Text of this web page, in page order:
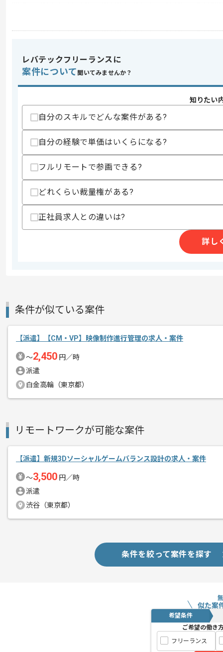
・ソーシャルゲーム開発への興味
・ゲーム開発の携わった実務経験
エージェントからのコ
大手ゲーム会社でのソーシャルゲーム
ゲームが大好きで、ゲーム制作に熱い
レバテックフリーランスに
案件について 聞いてみませんか？
知りたい
自分のスキルでどんな案件がある?
自分の経験で単価はいくらになる?
フルリモートで参画できる?
どれくらい裁量権がある?
正社員求人との違いは?
詳し
条件が似ている案件
【派遣】【CM・VP】映像制作進行管理の求人・案件
〜2,450 円／時
派遣
白金高輪（東京都）
リモートワークが可能な案件
【派遣】新規3Dソーシャルゲームバランス設計の求人・案件
〜3,500 円／時
派遣
渋谷（東京都）
条件を絞って案件を探す
似た案
希望条件
ご希望の働き
フリーランス